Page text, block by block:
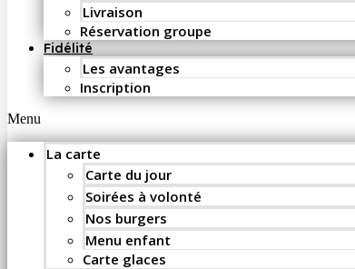
Livraison
Réservation groupe
Fidélité
Les avantages
Inscription
Menu
La carte
Carte du jour
Soirées à volonté
Nos burgers
Menu enfant
Carte glaces